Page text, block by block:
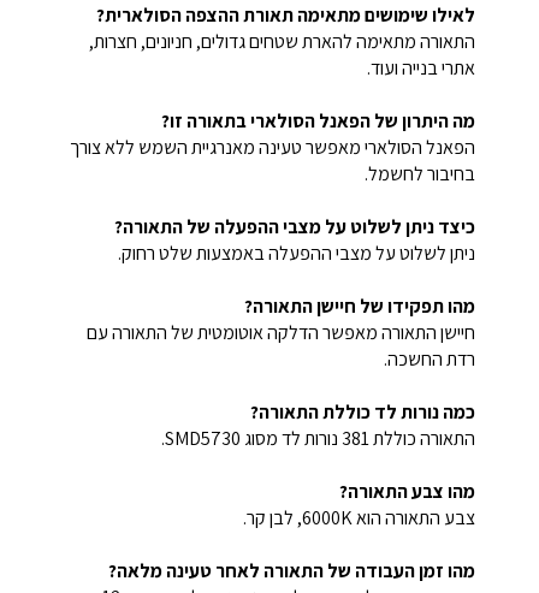
לאילו שימושים מתאימה תאורת ההצפה הסולארית?
התאורה מתאימה להארת שטחים גדולים, חניונים, חצרות,
אתרי בנייה ועוד.
מה היתרון של הפאנל הסולארי בתאורה זו?
הפאנל הסולארי מאפשר טעינה מאנרגיית השמש ללא צורך
בחיבור לחשמל.
כיצד ניתן לשלוט על מצבי ההפעלה של התאורה?
ניתן לשלוט על מצבי ההפעלה באמצעות שלט רחוק.
מהו תפקידו של חיישן התאורה?
חיישן התאורה מאפשר הדלקה אוטומטית של התאורה עם
רדת החשכה.
כמה נורות לד כוללת התאורה?
התאורה כוללת 381 נורות לד מסוג SMD5730.
מהו צבע התאורה?
צבע התאורה הוא 6000K, לבן קר.
מהו זמן העבודה של התאורה לאחר טעינה מלאה?